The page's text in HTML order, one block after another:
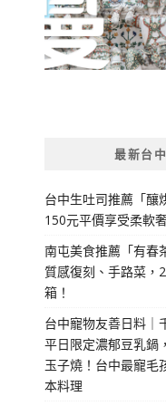
最新台
台中生吐司推薦「釀
150元平價享受柔軟
南屯美食推薦「有春
質感復刻、手路菜，
箱！
台中寵物友善日料｜
平日限定濃郁豆乳鍋
玉子燒！台中最寵毛
本料理